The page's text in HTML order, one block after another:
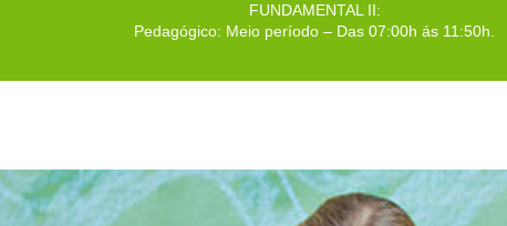
FUNDAMENTAL II:
Pedagógico: Meio período – Das 07:00h ás 11:50h.